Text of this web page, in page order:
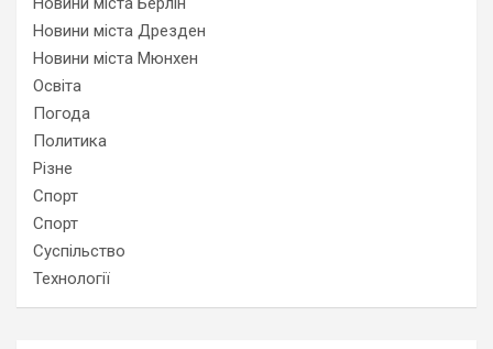
Новини міста Дрезден
Новини міста Мюнхен
Освіта
Погода
Политика
Різне
Спорт
Спорт
Суспільство
Технології